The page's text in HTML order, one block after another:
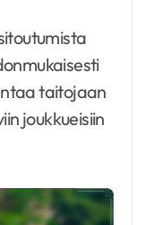
taitojaan
joukkueisiin